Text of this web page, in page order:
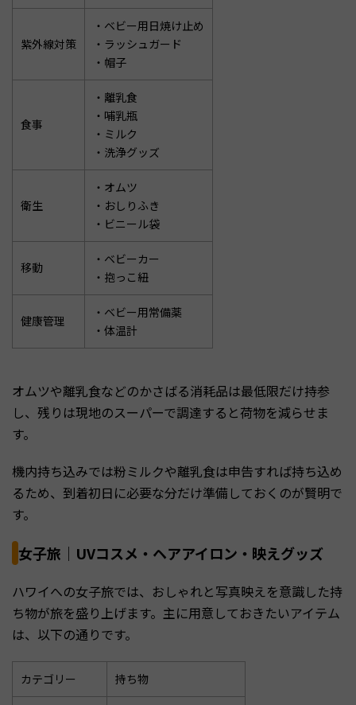
紫外線対策
・ベビー用日焼け止め
・ラッシュガード
・帽子
食事
・離乳食
・哺乳瓶
・ミルク
・洗浄グッズ
衛生
・オムツ
・おしりふき
・ビニール袋
移動
・ベビーカー
・抱っこ紐
健康管理
・ベビー用常備薬
・体温計
オムツや離乳食などのかさばる消耗品は最低限だけ持参
し、残りは現地のスーパーで調達すると荷物を減らせま
す。
機内持ち込みでは粉ミルクや離乳食は申告すれば持ち込め
るため、到着初日に必要な分だけ準備しておくのが賢明で
す。
女子旅｜UVコスメ・ヘアアイロン・映えグッズ
ハワイへの女子旅では、おしゃれと写真映えを意識した持
ち物が旅を盛り上げます。主に用意しておきたいアイテム
は、以下の通りです。
カテゴリー 持ち物